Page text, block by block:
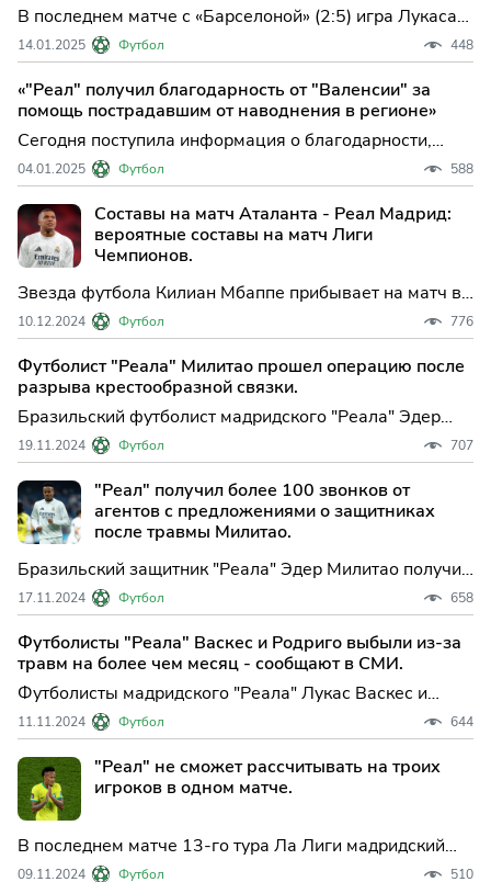
В последнем матче с «Барселоной» (2:5) игра Лукаса
Васкеса вызвала недовольство президента «Реала»
Флорентино Переса.По информации источника,
контракт 33-летнего испанца не будет продлен после
истечения срока летом 2025 года.
14.01.2025 Футбол 448
«"Реал" получил благодарность от "Валенсии" за
помощь пострадавшим от наводнения в регионе»
Сегодня поступила информация о благодарности,
выраженной футбольным клубом "Валенсия"
мадридскому "Реалу". Как стало известно, мадридский
гранд перечислил сумму в 1 миллион евро в помощь
жертвам наводнения в регионе.
04.01.2025 Футбол 588
Составы на матч Аталанта - Реал Мадрид:
вероятные составы на матч Лиги
Чемпионов.
Звезда футбола Килиан Мбаппе прибывает на матч в
этот вторник, 10 декабря, в рамках Лиги Чемпионов
УЕФА. Реал Мадрид сразится с Аталантой в шестом
туре турнира. Команда Карло Анчелотти нуждается в
трех очках, чтобы подняться в таблице.
10.12.2024 Футбол 776
Футболист "Реала" Милитао прошел операцию после
разрыва крестообразной связки.
Бразильский футболист мадридского "Реала" Эдер
Милитао, который ранее получил разрыв
крестообразной связки колена, успешно перенес
операцию, сообщается на сайте футбольно...
19.11.2024 Футбол 707
"Реал" получил более 100 звонков от
агентов с предложениями о защитниках
после травмы Милитао.
Бразильский защитник "Реала" Эдер Милитао получил
травму крестообразных связок колена в матче 13-го
тура Ла Лиги с "Осасуной" (4:0).
17.11.2024 Футбол 658
Футболисты "Реала" Васкес и Родриго выбыли из-за
травм на более чем месяц - сообщают в СМИ.
Футболисты мадридского "Реала" Лукас Васкес и
Родриго пропустят из-за травм более месяца,
сообщает Marca. Оба игрока получили повреждения в
первом тайме матча 13-го тура...
11.11.2024 Футбол 644
"Реал" не сможет рассчитывать на троих
игроков в одном матче.
В последнем матче 13-го тура Ла Лиги мадридский
клуб «Реал» столкнулся с серьезными потерями в
09.11.2024 Футбол 510